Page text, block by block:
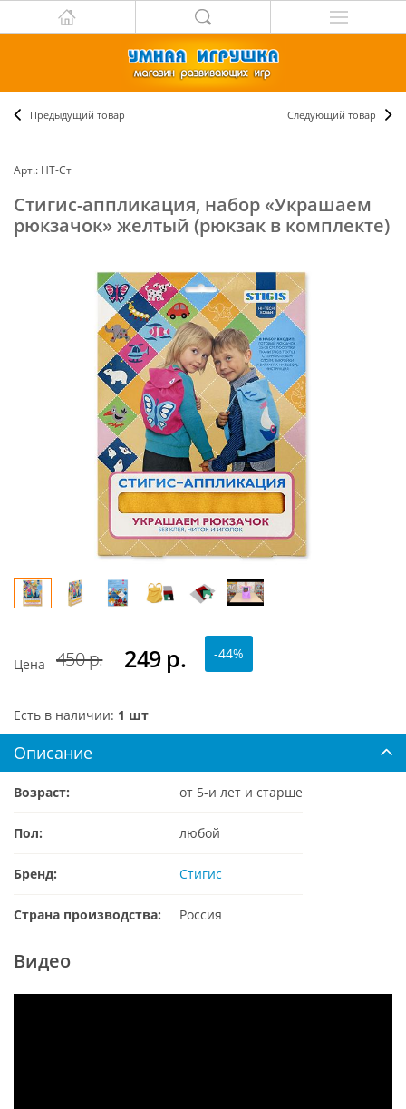
Предыдущий товар Следующий товар
Арт.: НТ-Ст
Стигис-аппликация, набор «Украшаем
рюкзачок» желтый (рюкзак в комплекте)
Цена 450 р. 249 р. -44%
Есть в наличии: 1 шт
Описание
Возраст: от 5-и лет и старше
Пол: любой
Бренд: Стигис
Страна производства: Россия
Видео